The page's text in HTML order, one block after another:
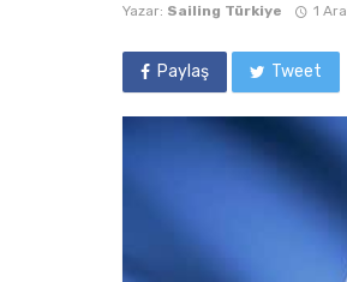
Yazar: Sailing Türkiye 1
Paylaş Tweet